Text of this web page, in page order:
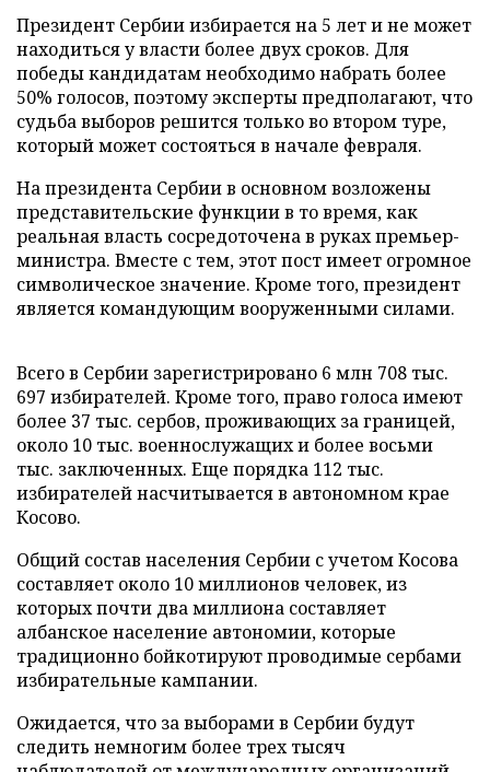
Президент Сербии избирается на 5 лет и не может
находиться у власти более двух сроков. Для
победы кандидатам необходимо набрать более
50% голосов, поэтому эксперты предполагают, что
судьба выборов решится только во втором туре,
который может состояться в начале февраля.
На президента Сербии в основном возложены
представительские функции в то время, как
реальная власть сосредоточена в руках премьер-
министра. Вместе с тем, этот пост имеет огромное
символическое значение. Кроме того, президент
является командующим вооруженными силами.
Всего в Сербии зарегистрировано 6 млн 708 тыс.
697 избирателей. Кроме того, право голоса имеют
более 37 тыс. сербов, проживающих за границей,
около 10 тыс. военнослужащих и более восьми
тыс. заключенных. Еще порядка 112 тыс.
избирателей насчитывается в автономном крае
Косово.
Общий состав населения Сербии с учетом Косова
составляет около 10 миллионов человек, из
которых почти два миллиона составляет
албанское население автономии, которые
традиционно бойкотируют проводимые сербами
избирательные кампании.
Ожидается, что за выборами в Сербии будут
следить немногим более трех тысяч